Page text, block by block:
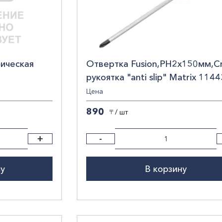
+
Отвертка
рукоятка "anti slip" Matrix
Цена
890 〒 / шт
-
В корзину